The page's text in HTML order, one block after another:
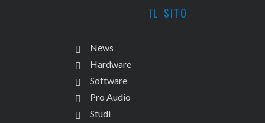
IL SITO
News
Hardware
Software
Pro Audio
Studi